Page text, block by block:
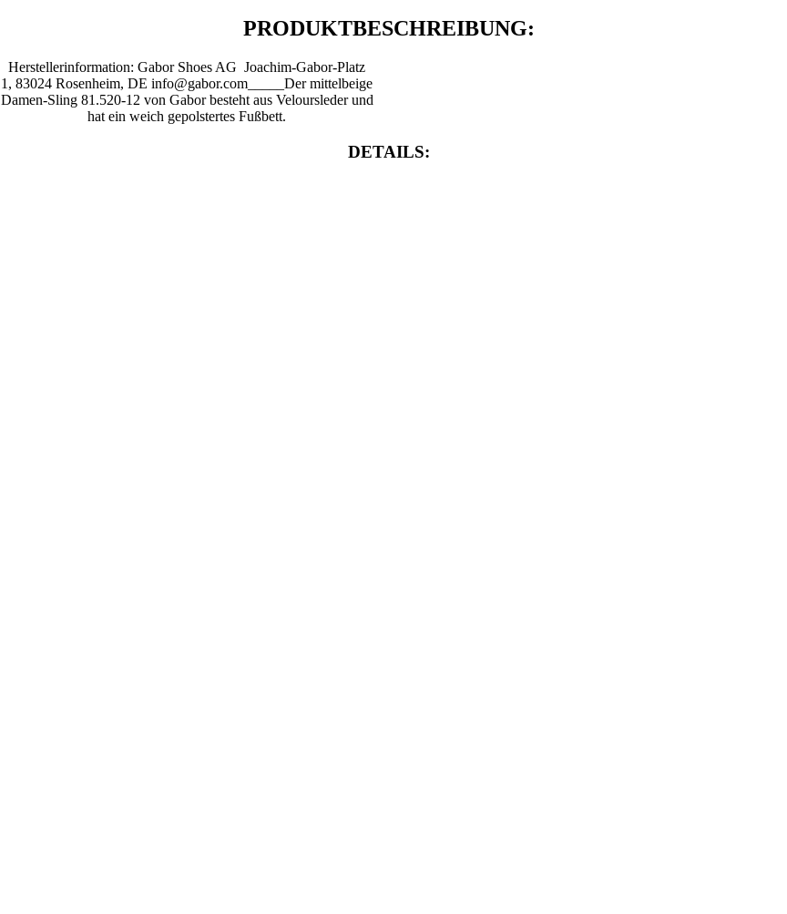
PRODUKTBESCHREIBUNG:
Herstellerinformation: Gabor Shoes AG Joachim-Gabor-Platz
1, 83024 Rosenheim, DE info@gabor.com_____Der mittelbeige
Damen-Sling 81.520-12 von Gabor besteht aus Veloursleder und
hat ein weich gepolstertes Fußbett.
DETAILS: